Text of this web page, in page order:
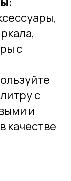
с
с
и
качестве